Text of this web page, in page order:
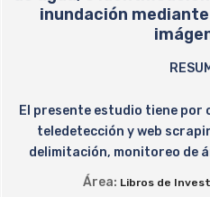
inundación
El presente estudio tiene
teledetección y web
delimitación, monitoreo de
Área: Libros de